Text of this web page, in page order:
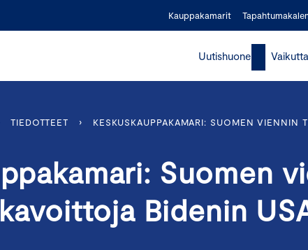
Kauppakamarit
Uutishuone
TIEDOTTEET › KESKUSKAUPPAKAMARI: SUOMEN VIENNIN
Suomen
Bidenin